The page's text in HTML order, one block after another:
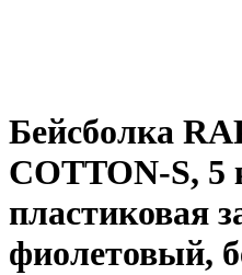
Бейсболка
COTTON-S, 5
пластиковая
фиолетовый,